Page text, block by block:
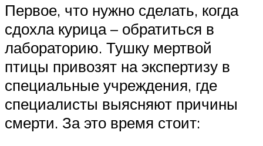
Первое, что нужно сделать, когда
сдохла курица – обратиться в
лабораторию. Тушку мертвой
птицы привозят на экспертизу в
специальные учреждения, где
специалисты выясняют причины
смерти. За это время стоит: